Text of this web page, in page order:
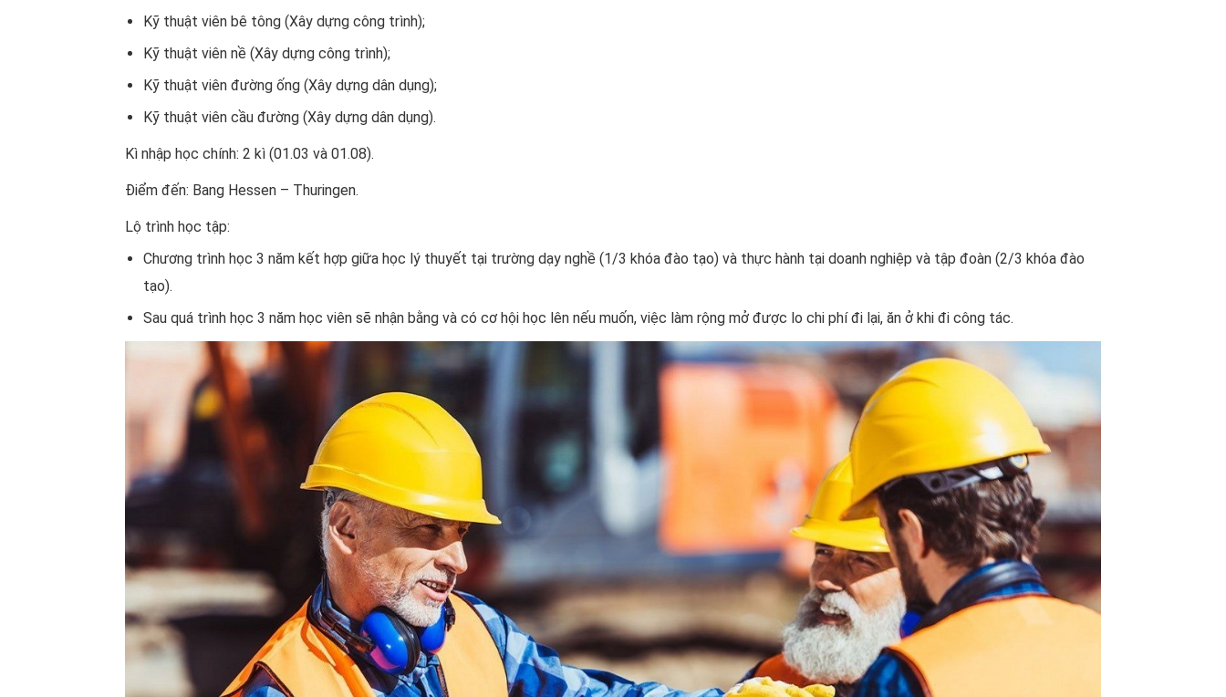
Kỹ thuật viên bê tông (Xây dựng công trình);
Kỹ thuật viên nề (Xây dựng công trình);
Kỹ thuật viên đường ống (Xây dựng dân dụng);
Kỹ thuật viên cầu đường (Xây dựng dân dụng).
Kì nhập học chính: 2 kì (01.03 và 01.08).
Điểm đến: Bang Hessen – Thuringen.
Lộ trình học tập:
Chương trình học 3 năm kết hợp giữa học lý thuyết tại trường dạy nghề (1/3 khóa đào tạo) và thực hành tại doanh nghiệp và tập đoàn (2/3 khóa đào
tạo).
Sau quá trình học 3 năm học viên sẽ nhận bằng và có cơ hội học lên nếu muốn, việc làm rộng mở được lo chi phí đi lại, ăn ở khi đi công tác.